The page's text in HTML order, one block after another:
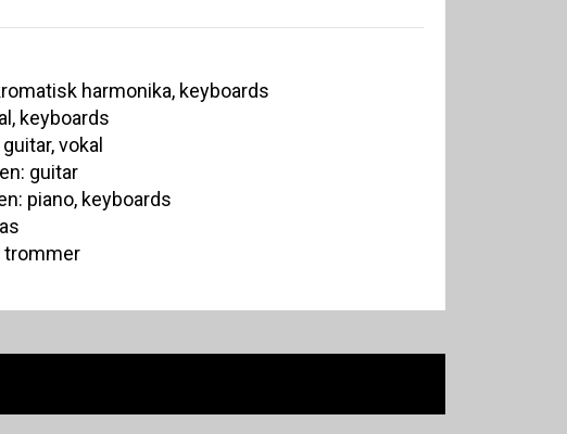
harmonika, keyboards
keyboards
vokal
guitar
piano, keyboards
trommer